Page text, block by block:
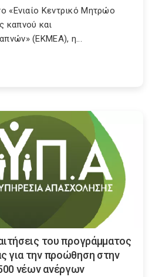
«Ενιαίο Κεντρικό Μητρώο
καπνού και
(ΕΚΜΕΑ), η...
του προγράμματος
για την προώθηση στην
νέων ανέργων